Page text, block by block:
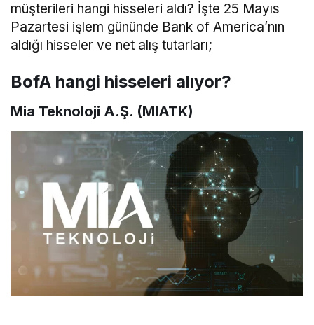
müşterileri hangi hisseleri aldı? İşte 25 Mayıs
Pazartesi işlem gününde Bank of America’nın
aldığı hisseler ve net alış tutarları;
BofA hangi hisseleri alıyor?
Mia Teknoloji A.Ş. (MIATK)